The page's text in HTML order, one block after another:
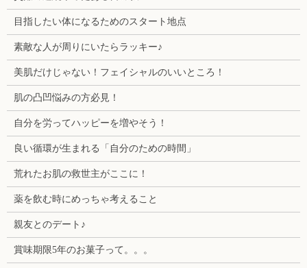
目指したい体になるためのスタート地点
素敵な人が周りにいたらラッキー♪
美肌だけじゃない！フェイシャルのいいところ！
肌の凸凹悩みの方必見！
自分を労ってハッピーを増やそう！
良い循環が生まれる「自分のための時間」
荒れたお肌の救世主がここに！
薬を飲む時にめっちゃ考えること
親友とのデート♪
賞味期限5年のお菓子って。。。